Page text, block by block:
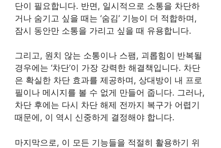
단이 필요합니다. 반면, 일시적으로 소통을 차단하
거나 숨기고 싶을 때는 ‘숨김’ 기능이 더 적합하며,
잠시 동안만 소통을 가리고 싶을 때 유용합니다.
그리고, 원치 않는 소통이나 스팸, 괴롭힘이 반복될
경우에는 ‘차단’이 가장 강력한 해결책입니다. 차단
은 확실한 차단 효과를 제공하며, 상대방이 내 프로
필이나 메시지를 볼 수 없게 만들어 줍니다. 그러나,
차단 후에는 다시 차단 해제 전까지 복구가 어렵기
때문에, 이 역시 신중하게 결정해야 합니다.
마지막으로, 이 모든 기능들을 적절히 활용하기 위